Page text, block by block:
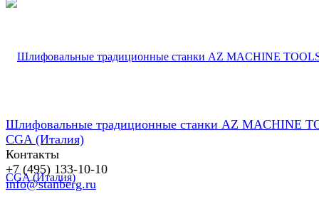
Шлифовальные традиционные станки AZ MACHINE
CGA (Италия)
Контакты
+7 (495) 133-10-10
info@stanberg.ru